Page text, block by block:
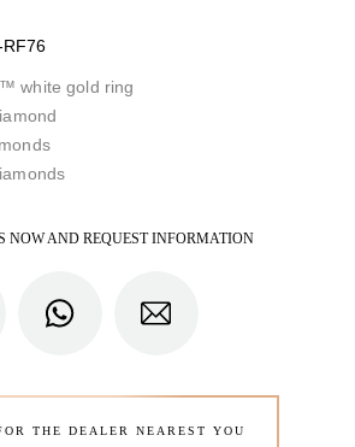
white gold ring
NOW AND REQUEST INFORMATION
THE DEALER NEAREST YOU